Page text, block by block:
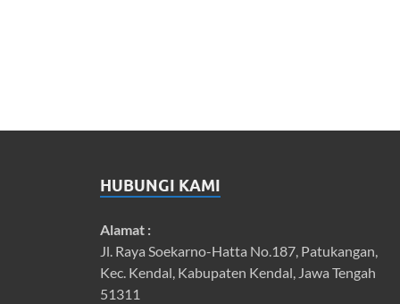
HUBUNGI KAMI
Alamat :
Jl. Raya Soekarno-Hatta No.187, Patukangan,
Kec. Kendal, Kabupaten Kendal, Jawa Tengah
51311